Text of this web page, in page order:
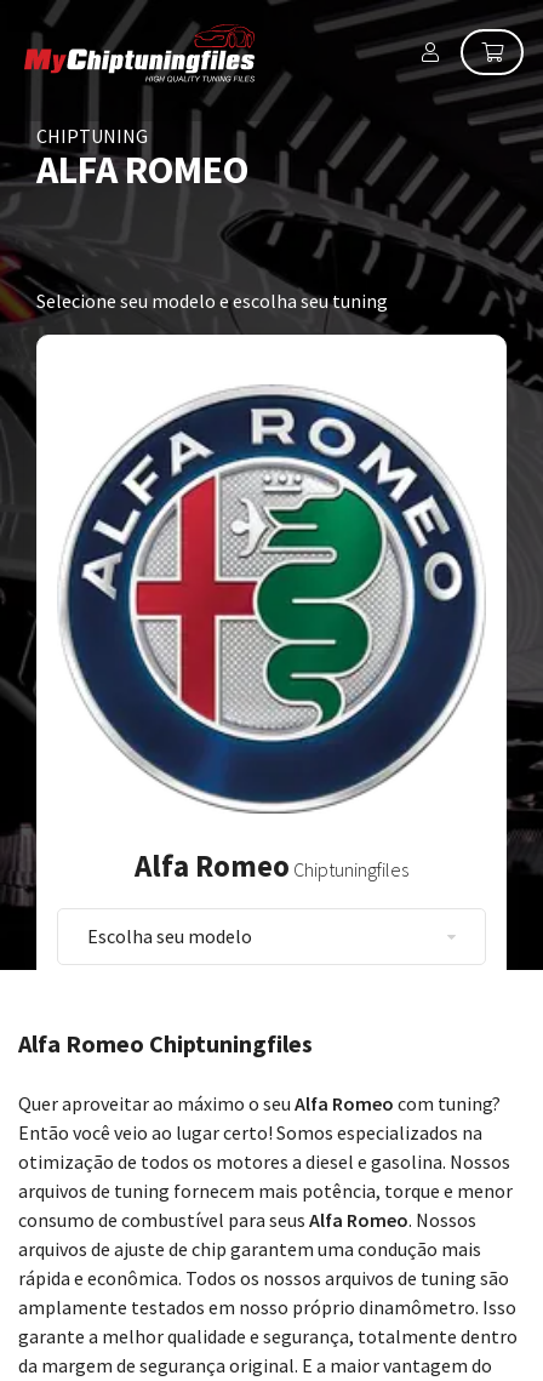
CHIPTUNING
ALFA ROMEO
Selecione seu modelo e escolha seu tuning
Alfa Romeo Chiptuningfiles
Escolha seu modelo
Alfa Romeo Chiptuningfiles
Quer aproveitar ao máximo o seu Alfa Romeo com tuning?
Então você veio ao lugar certo! Somos especializados na
otimização de todos os motores a diesel e gasolina. Nossos
arquivos de tuning fornecem mais potência, torque e menor
consumo de combustível para seus Alfa Romeo. Nossos
arquivos de ajuste de chip garantem uma condução mais
rápida e econômica. Todos os nossos arquivos de tuning são
amplamente testados em nosso próprio dinamômetro. Isso
garante a melhor qualidade e segurança, totalmente dentro
da margem de segurança original. E a maior vantagem do